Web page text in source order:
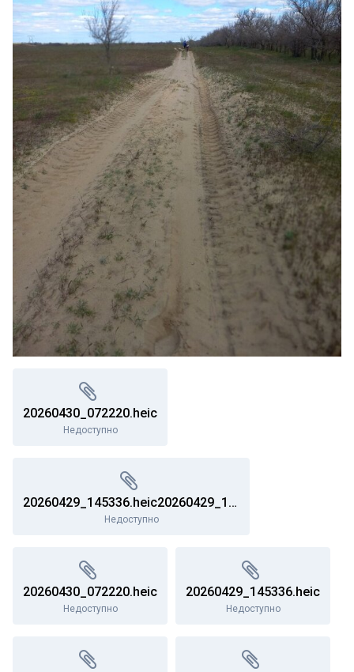
20260430_072220.heic
Недоступно
20260429_145336.heic20260429_145336.heic
Недоступно
20260430_072220.heic
Недоступно
20260429_145336.heic
Недоступно